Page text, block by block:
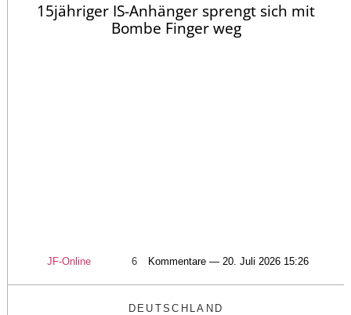
15jähriger IS-Anhänger sprengt sich mit
Bombe Finger weg
JF-Online 6 Kommentare — 20. Juli 2026 15:26
DEUTSCHLAND